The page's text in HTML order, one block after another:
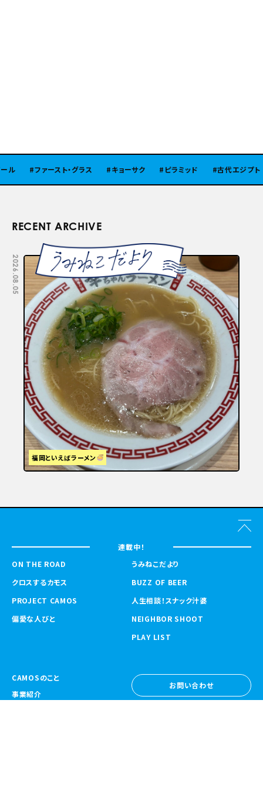
ファースト・グラス キョーサク ピラミッド 古代エジプト
RECENT ARCHIVE
2026.08.05
福岡といえばラーメン
連載中！
ON THE ROAD
クロスするカモス
PROJECT CAMOS
偏愛な人びと
うみねこだより
BUZZ OF BEER
人生相談！スナック汁婆
NEIGHBOR SHOOT
PLAY LIST
CAMOSのこと
事業紹介
お問い合わせ